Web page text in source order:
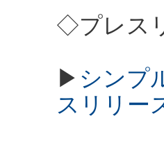
◇プレス
▶ シンプ
スリリー